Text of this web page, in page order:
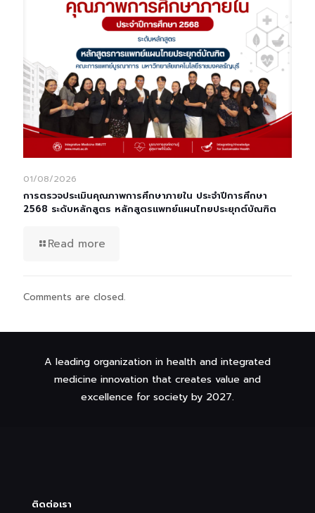
01/08/2026
การตรวจประเมินคุณภาพการศึกษาภายใน ประจำปีการศึกษา
2568 ระดับหลักสูตร หลักสูตรแพทย์แผนไทยประยุกต์บัณฑิต
Read more
Comments are closed.
A leading organization in health and integrated
medicine innovation that creates value and
excellence for society by 2027.
ติดต่อเรา